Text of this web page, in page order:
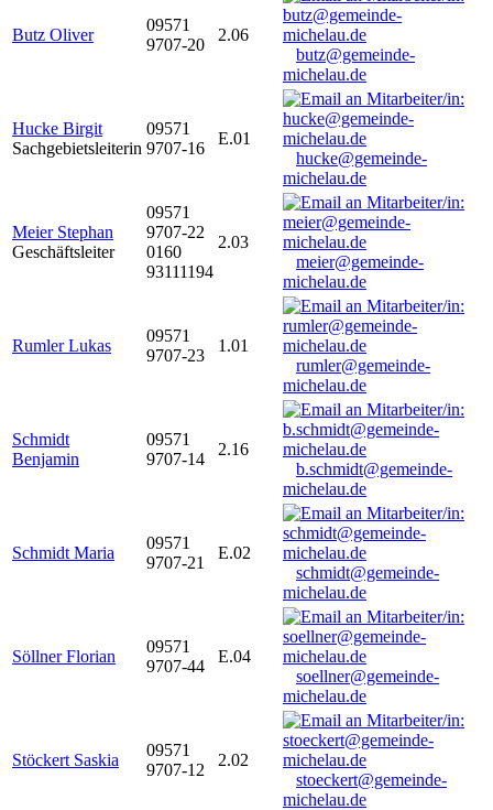
Butz Oliver
09571
9707-20
2.06
butz@gemeinde-
michelau.de
Hucke Birgit
Sachgebietsleiterin
09571
9707-16
E.01
hucke@gemeinde-
michelau.de
Meier Stephan
Geschäftsleiter
09571
9707-22
0160
93111194
2.03
meier@gemeinde-
michelau.de
Rumler Lukas
09571
9707-23
1.01
rumler@gemeinde-
michelau.de
Schmidt
Benjamin
09571
9707-14
2.16
b.schmidt@gemeinde-
michelau.de
Schmidt Maria
09571
9707-21
E.02
schmidt@gemeinde-
michelau.de
Söllner Florian
09571
9707-44
E.04
soellner@gemeinde-
michelau.de
Stöckert Saskia
09571
9707-12
2.02
stoeckert@gemeinde-
michelau.de